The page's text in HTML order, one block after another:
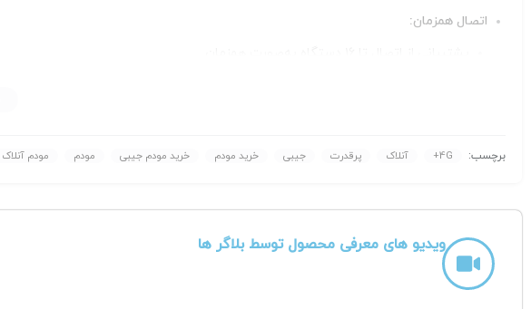
اتصال همزمان:
عملکرد باتری: حدود ۸ تا ۹ ساعت استفاده مداوم
درگاه‌ها:
درگاه microUSB برای شارژ
برچسب: 4G+ آنلاک پرقدرت جیبی خرید مودم خرید مودم جیبی مودم مودم آنلاک
ویدیو های معرفی محصول توسط بلاگر ها